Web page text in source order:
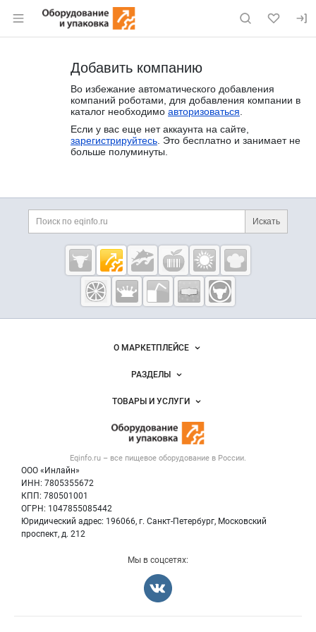
Раздел навигации по сайту eqinfo.ru
Добавить компанию
Во избежание автоматического добавления
компаний роботами, для добавления компании в
каталог необходимо авторизоваться
Если у вас еще нет аккаунта на сайте,
зарегистрируйтесь . Это бесплатно и занимает не
больше полуминуты.
Дополнительная информация
Поиск по сайту и
Искать
Cсылки на полезные проекты
Eqinfo.ru —
пищевое
оборудование
и упаковка
Важные разделы и контакты
Eqinfo.ru – все пищевое оборудование в России.
ООО «Инлайн»
ИНН: 7805355672
КПП: 780501001
ОГРН: 1047855085442
Юридический адрес: 196066, г. Санкт-Петербург, Московский
проспект, д. 212
Навигация по сайтуО МАРКЕТПЛЕЙСЕ
Новости Eqinfo.ru
Размещение рекламы
Публичная оферта
Контактная информация
Политика обработки персональных данных
РАЗДЕЛЫ
Объявления
Вакансии
ТОВАРЫ И УСЛУГИ
Оборудование для пищепрома
Тара и упаковка
Б/у оборудование
Мы в соцсетях: